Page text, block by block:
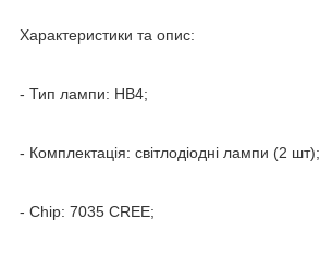
Характеристики та опис:
- Тип лампи: HB4;
- Комплектація: світлодіодні лампи (2 шт);
- Chip: 7035 CREE;